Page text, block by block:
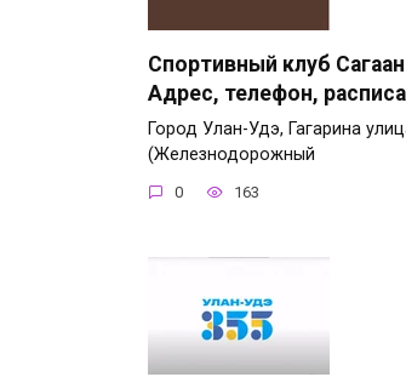
Спортивный клуб
Адрес, телефон,
Город Улан-Удэ, Гагарина
(Железнодорожный
0 163